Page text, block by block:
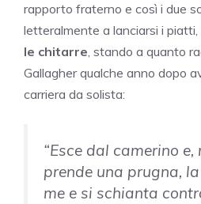
rapporto fraterno e così i due
letteralmente a lanciarsi i piatti,
le chitarre, stando a quanto
Gallagher qualche anno dopo
carriera da solista:
“Esce dal camerino e,
prende una prugna,
me e si schianta